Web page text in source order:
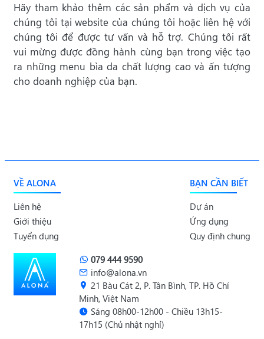
Hãy tham khảo thêm các sản phẩm và dịch vụ của
chúng tôi tại website của chúng tôi hoặc liên hệ với
chúng tôi để được tư vấn và hỗ trợ. Chúng tôi rất
vui mừng được đồng hành cùng bạn trong việc tạo
ra những menu bìa da chất lượng cao và ấn tượng
cho doanh nghiệp của bạn.
079 444 9590
info@alona.vn
21 Bàu Cát 2, P. Tân Bình, TP. Hồ Chí
Minh, Việt Nam
Sáng 08h00-12h00 - Chiều 13h15-
17h15 (Chủ nhật nghỉ)
VỀ ALONA
Liên hệ
Giới thiệu
Tuyển dụng
BẠN CẦN BIẾT
Dự án
Ứng dụng
Quy định chung